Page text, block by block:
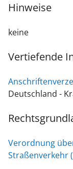
Hinweise
keine
Vertiefende
Deutschland -
Verordnung
Straßenverkehr